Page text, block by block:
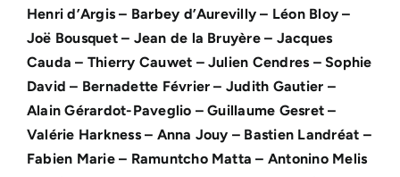
Henri d’Argis – Barbey d’Aurevilly – Léon Bloy –
Joë Bousquet – Jean de la Bruyère – Jacques
Cauda – Thierry Cauwet – Julien Cendres – Sophie
David – Bernadette Février – Judith Gautier –
Alain Gérardot-Paveglio – Guillaume Gesret –
Valérie Harkness – Anna Jouy – Bastien Landréat –
Fabien Marie – Ramuntcho Matta – Antonino Melis